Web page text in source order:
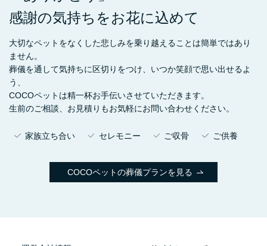
感謝の気持ちをお花に込めて
大切なペットをなくした悲しみを乗り越えることは簡単ではあり
ません。
葬儀を通して気持ちに区切りをつけ、いつか笑顔で思い出せるよ
う、
COCOペットは精一杯お手伝いさせていただきます。
生前のご相談、お見積りもお気軽にお問い合わせください。
家族立ち合い セレモニー ご収骨 ご供養
COCOペットの葬儀プランを見る